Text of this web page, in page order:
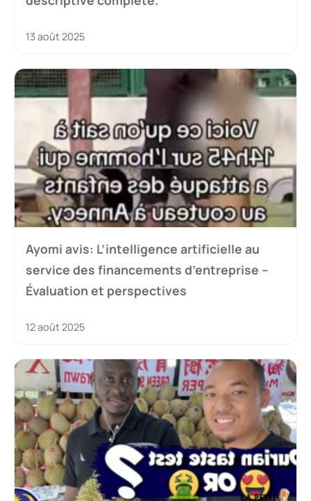
13 août 2025
Ayomi avis: L’intelligence artificielle au
service des financements d’entreprise –
Évaluation et perspectives
12 août 2025